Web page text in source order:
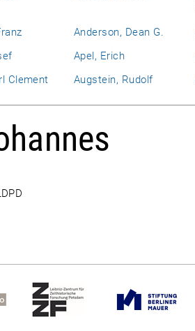
Anderson, Dean G.
Apel, Erich
Clement Augstein, Rudolf